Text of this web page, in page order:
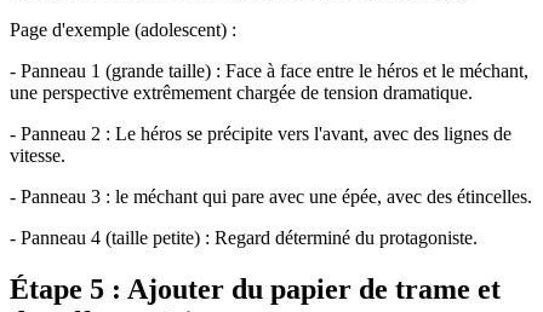
Page d'exemple (adolescent) :
- Panneau 1 (grande taille) : Face à face entre le héros et le méchant,
une perspective extrêmement chargée de tension dramatique.
- Panneau 2 : Le héros se précipite vers l'avant, avec des lignes de
vitesse.
- Panneau 3 : le méchant qui pare avec une épée, avec des étincelles.
- Panneau 4 (taille petite) : Regard déterminé du protagoniste.
Étape 5 : Ajouter du papier de trame et